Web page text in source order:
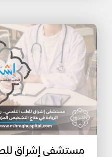
مستشفى إشراق